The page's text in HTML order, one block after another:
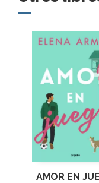
AMOR EN